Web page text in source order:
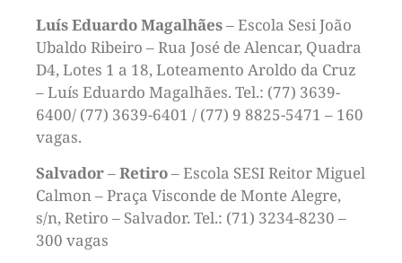
Luís Eduardo Magalhães– Escola Sesi João
Ubaldo Ribeiro – Rua José de Alencar, Quadra
D4, Lotes 1 a 18, Loteamento Aroldo da Cruz
– Luís Eduardo Magalhães. Tel.: (77) 3639-
6400/ (77) 3639-6401 / (77) 9 8825-5471 – 160
vagas.
Salvador–Retiro– Escola SESI Reitor Miguel
Calmon – Praça Visconde de Monte Alegre,
s/n, Retiro – Salvador. Tel.: (71) 3234-8230 –
300 vagas